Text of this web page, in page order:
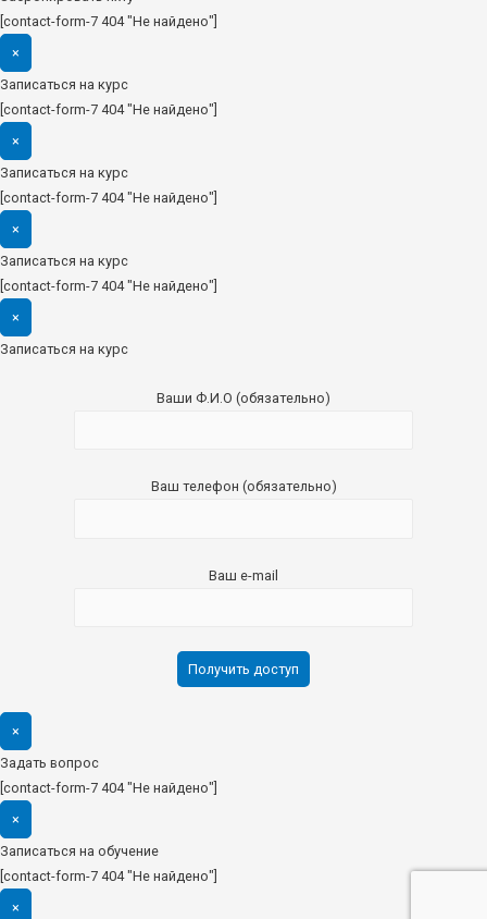
[contact-form-7 404 "Не найдено"]
×
Записаться на курс
[contact-form-7 404 "Не найдено"]
×
Записаться на курс
[contact-form-7 404 "Не найдено"]
×
Записаться на курс
[contact-form-7 404 "Не найдено"]
×
Записаться на курс
Ваши Ф.И.О (обязательно)
Ваш телефон (обязательно)
Ваш e-mail
×
Задать вопрос
[contact-form-7 404 "Не найдено"]
×
Записаться на обучение
[contact-form-7 404 "Не найдено"]
×